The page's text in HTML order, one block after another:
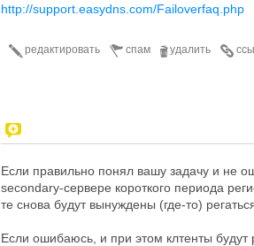
http://support.easydns.com/Failoverfaq.php
удалить
спам
редактировать
Если правильно понял вашу задачу и не
secondary-сервере короткого периода
те снова будут вынуждены (где-то)
Если ошибаюсь, и при этом клтенты